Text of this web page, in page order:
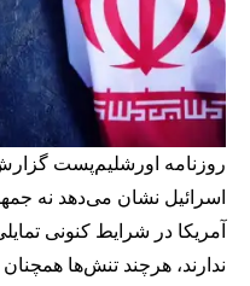
روزنامه اورشلیم‌پست گزارش
اسرائیل نشان می‌دهد نه
آمریکا در شرایط کنونی
ندارند، هرچند تنش‌ها